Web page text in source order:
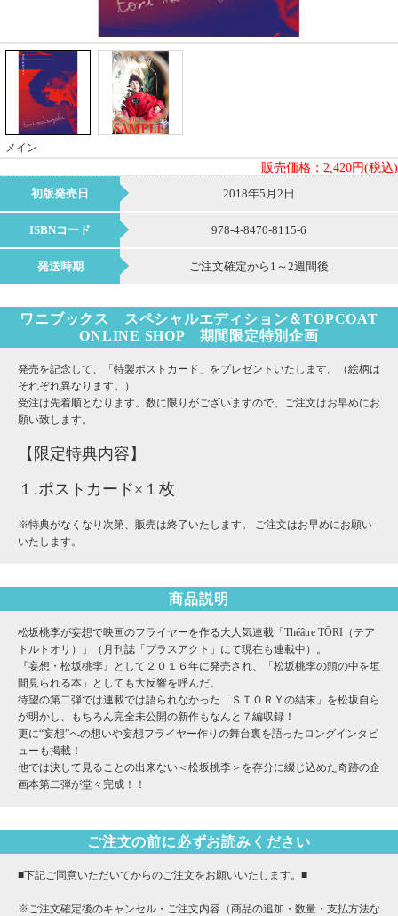
メイン
販売価格： 2,420円(税込)
初版発売日
2018年5月2日
ISBNコード 978-4-8470-8115-6
発送時期 ご注文確定から1～2週間後
ワニブックス スペシャルエディション＆TOPCOAT
ONLINE SHOP 期間限定特別企画
発売を記念して、「特製ポストカード」をプレゼントいたします。（絵柄は
それぞれ異なります。）
受注は先着順となります。数に限りがございますので、ご注文はお早めにお
願い致します。
【限定特典内容】
１.ポストカード×１枚
※特典がなくなり次第、販売は終了いたします。 ご注文はお早めにお願い
いたします。
商品説明
松坂桃李が妄想で映画のフライヤーを作る大人気連載「Théâtre TŌRI（テア
トルトオリ）」（月刊誌「プラスアクト」にて現在も連載中）。
『妄想・松坂桃李』として２０１６年に発売され、「松坂桃李の頭の中を垣
間見られる本」としても大反響を呼んだ。
待望の第二弾では連載では語られなかった「ＳＴＯＲＹの結末」を松坂自ら
が明かし、もちろん完全未公開の新作もなんと７編収録！
更に“妄想”への想いや妄想フライヤー作りの舞台裏を語ったロングインタビ
ューも掲載！
他では決して見ることの出来ない＜松坂桃李＞を存分に綴じ込めた奇跡の企
画本第二弾が堂々完成！！
ご注文の前に必ずお読みください
■下記ご同意いただいてからのご注文をお願いいたします。■
※ご注文確定後のキャンセル・ご注文内容（商品の追加・数量・支払方法な